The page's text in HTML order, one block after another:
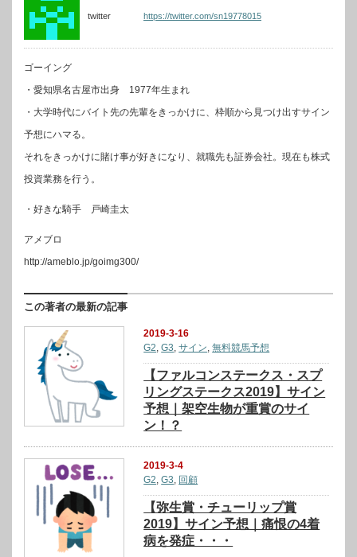
twitter https://twitter.com/sn19778015
ゴーイング
・愛知県名古屋市出身 1977年生まれ
・大学時代にバイト先の先輩をきっかけに、枠順から見つけ出すサイン
予想にハマる。
それをきっかけに賭け事が好きになり、就職先も証券会社。現在も株式
投資業務を行う。
・好きな騎手 戸崎圭太
アメブロ
http://ameblo.jp/goimg300/
この著者の最新の記事
2019-3-16
G2 ,G3 ,サイン ,無料競馬予想
【ファルコンステークス・スプ
リングステークス2019】サイン
予想｜架空生物が重賞のサイ
ン！？
2019-3-4
G2 ,G3 回顧
【弥生賞・チューリップ賞
2019】サイン予想｜痛恨の4着
病を発症・・・